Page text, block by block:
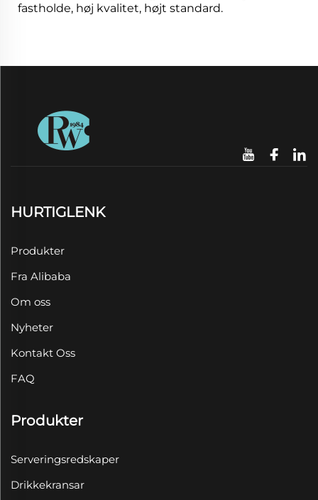
fastholde, høj kvalitet, højt standard.
HURTIGLENK
Produkter
Fra Alibaba
Om oss
Nyheter
Kontakt Oss
FAQ
Produkter
Serveringsredskaper
Drikkekransar